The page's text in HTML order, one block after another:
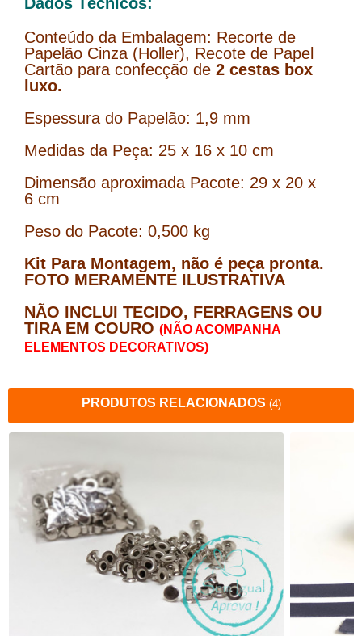
Conteúdo da Embalagem: Recorte de
Papelão Cinza (Holler), Recote de Papel
Cartão para confecção de 2 cestas box
luxo.
Espessura do Papelão: 1,9 mm
Medidas da Peça: 25 x 16 x 10 cm
Dimensão aproximada Pacote: 29 x 20 x
6 cm
Peso do Pacote: 0,500 kg
Kit Para Montagem, não é peça pronta.
FOTO MERAMENTE ILUSTRATIVA
NÃO INCLUI TECIDO, FERRAGENS OU
TIRA EM COURO (NÃO ACOMPANHA
ELEMENTOS DECORATIVOS)
PRODUTOS RELACIONADOS (4)